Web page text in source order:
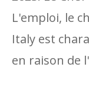
L'emploi, le
Italy est
en raison de